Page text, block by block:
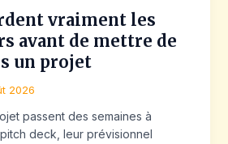
vraiment les
avant de mettre de
un projet
2026
passent des semaines à
deck, leur prévisionnel